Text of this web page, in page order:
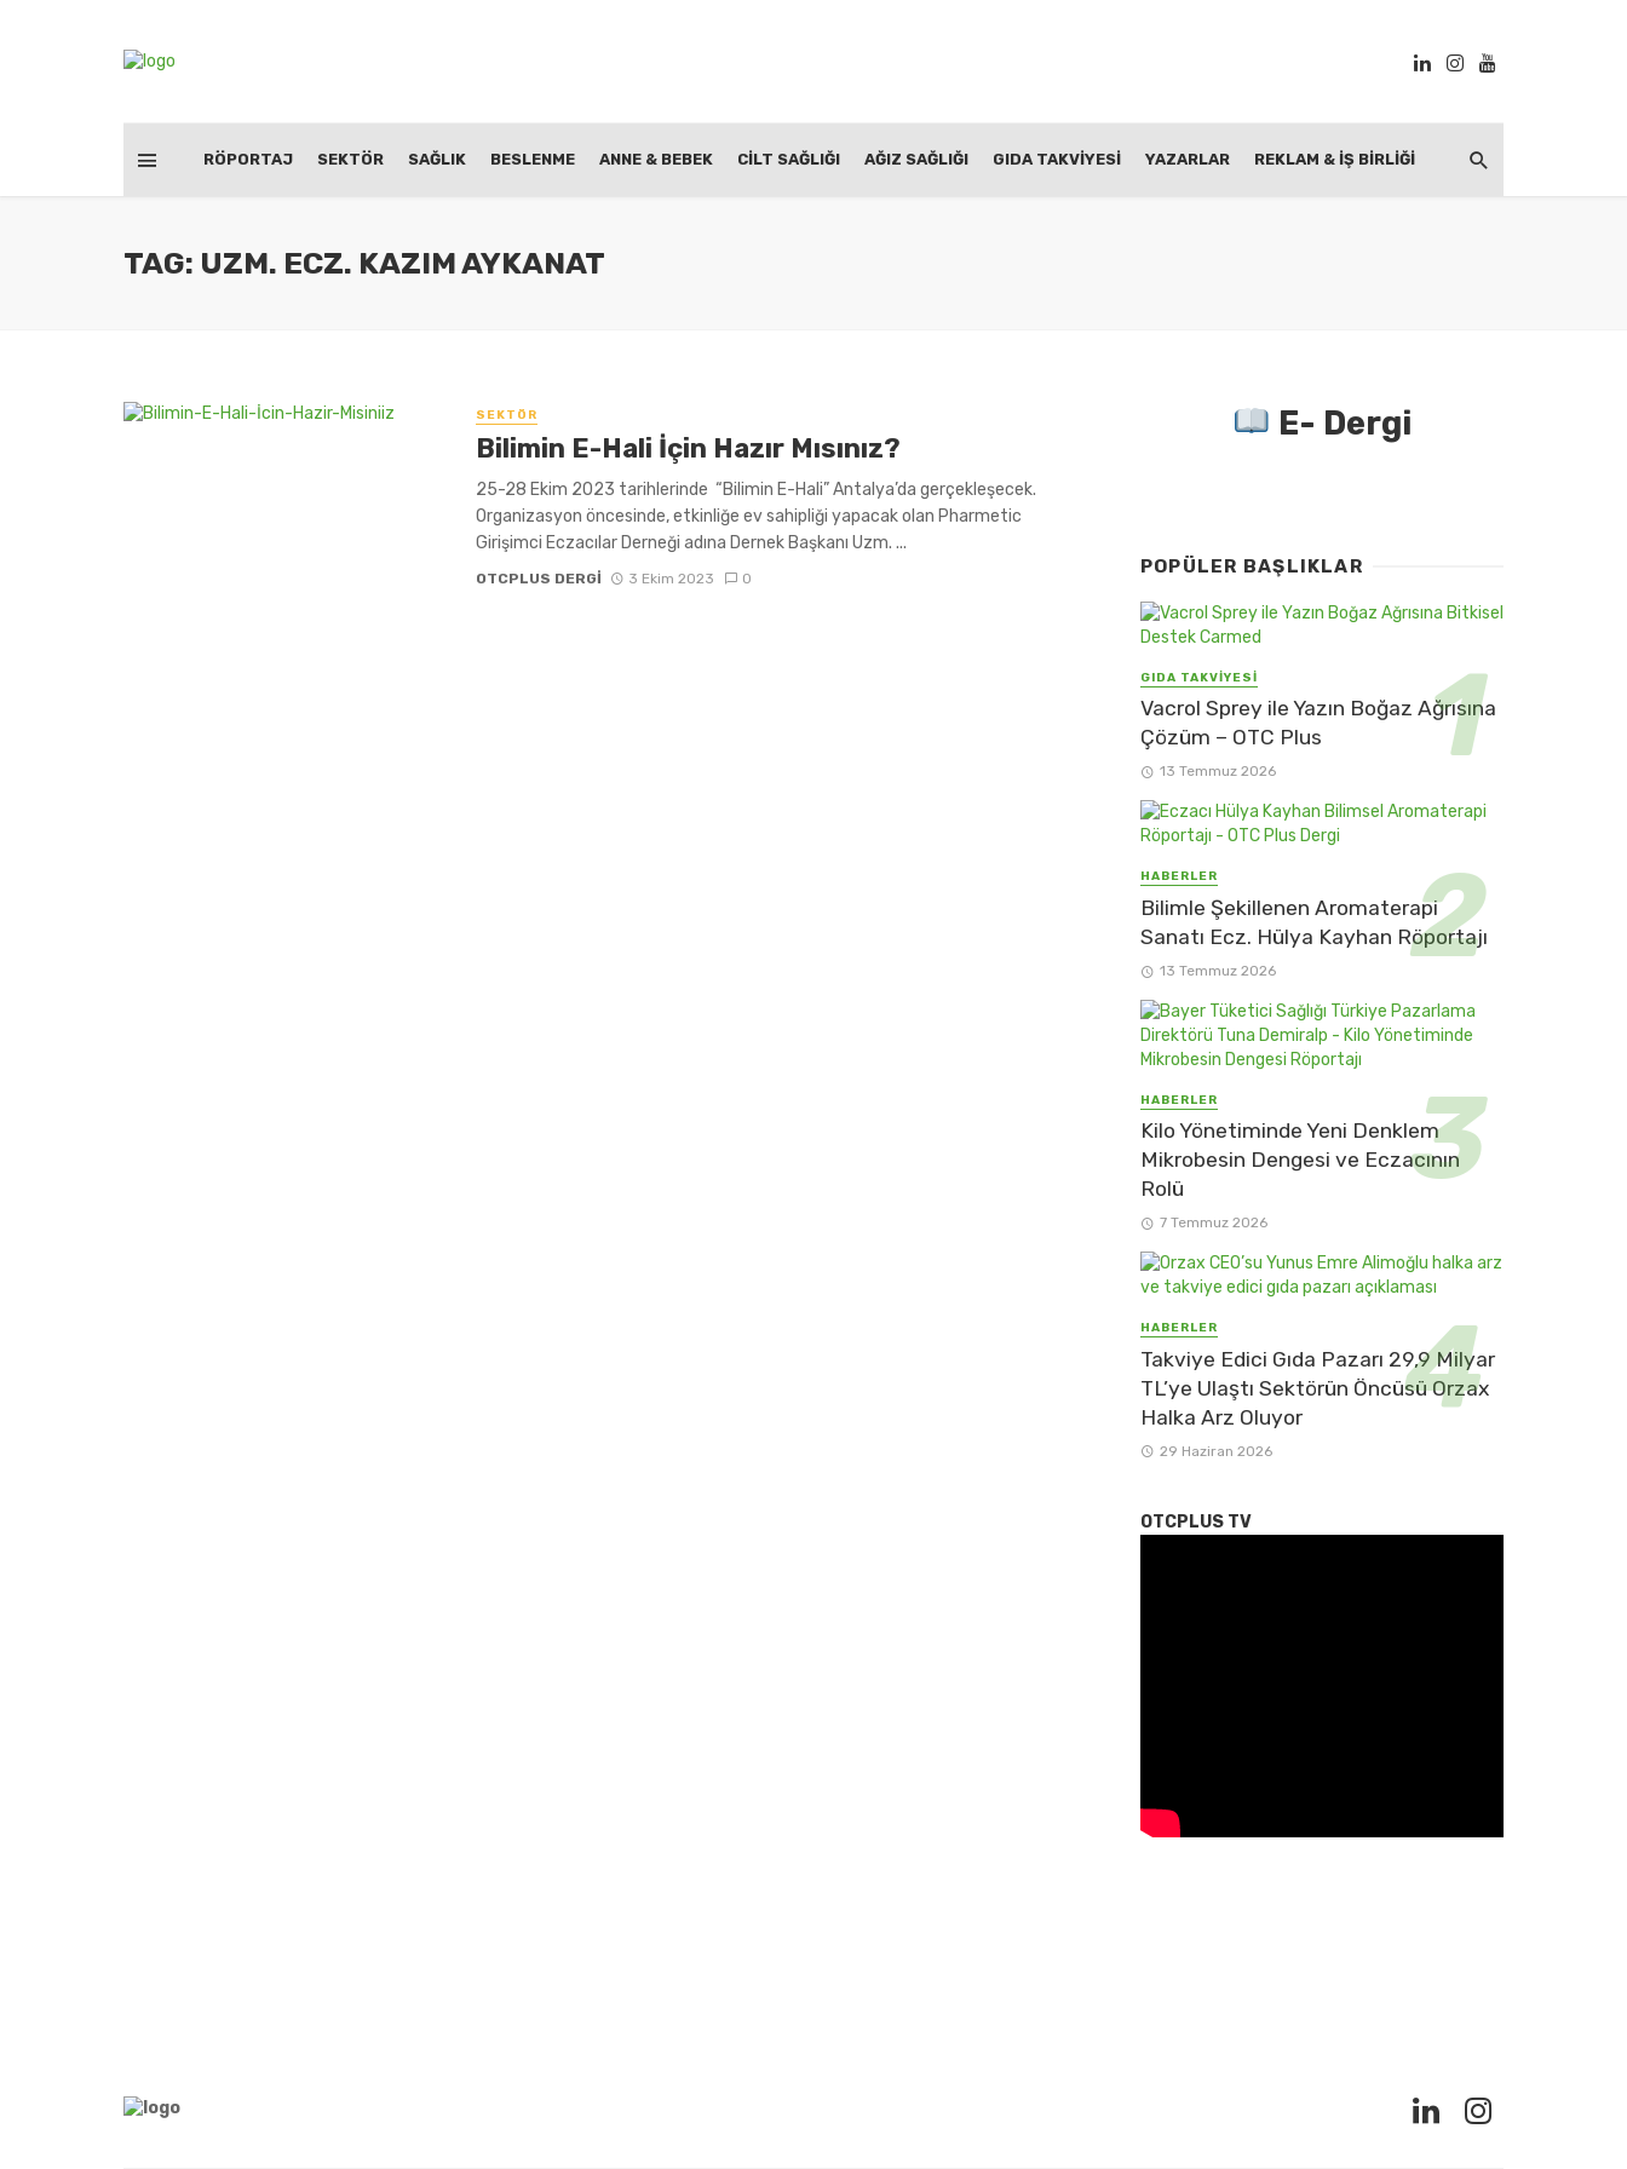
RÖPORTAJ SEKTÖR SAĞLIK BESLENME ANNE & BEBEK CİLT SAĞLIĞI AĞIZ SAĞLIĞI GIDA TAKVİYESİ YAZARLAR REKLAM & İŞ BIRLIĞI
TAG: UZM. ECZ. KAZIM AYKANAT
SEKTÖR
Bilimin E-Hali İçin Hazır Mısınız?
25-28 Ekim 2023 tarihlerinde “Bilimin E-Hali” Antalya’da gerçekleşecek.
Organizasyon öncesinde, etkinliğe ev sahipliği yapacak olan Pharmetic
Girişimci Eczacılar Derneği adına Dernek Başkanı Uzm. ...
OTCPLUS DERGİ 3 Ekim 2023 0
E- Dergi
POPÜLER BAŞLIKLAR
GIDA TAKVİYESİ
Vacrol Sprey ile Yazın Boğaz Ağrısına
Çözüm – OTC Plus
13 Temmuz 2026
HABERLER
Bilimle Şekillenen Aromaterapi
Sanatı Ecz. Hülya Kayhan Röportajı
13 Temmuz 2026
HABERLER
Kilo Yönetiminde Yeni Denklem
Mikrobesin Dengesi ve Eczacının
Rolü
7 Temmuz 2026
HABERLER
Takviye Edici Gıda Pazarı 29,9 Milyar
TL’ye Ulaştı Sektörün Öncüsü Orzax
Halka Arz Oluyor
29 Haziran 2026
OTCPLUS TV